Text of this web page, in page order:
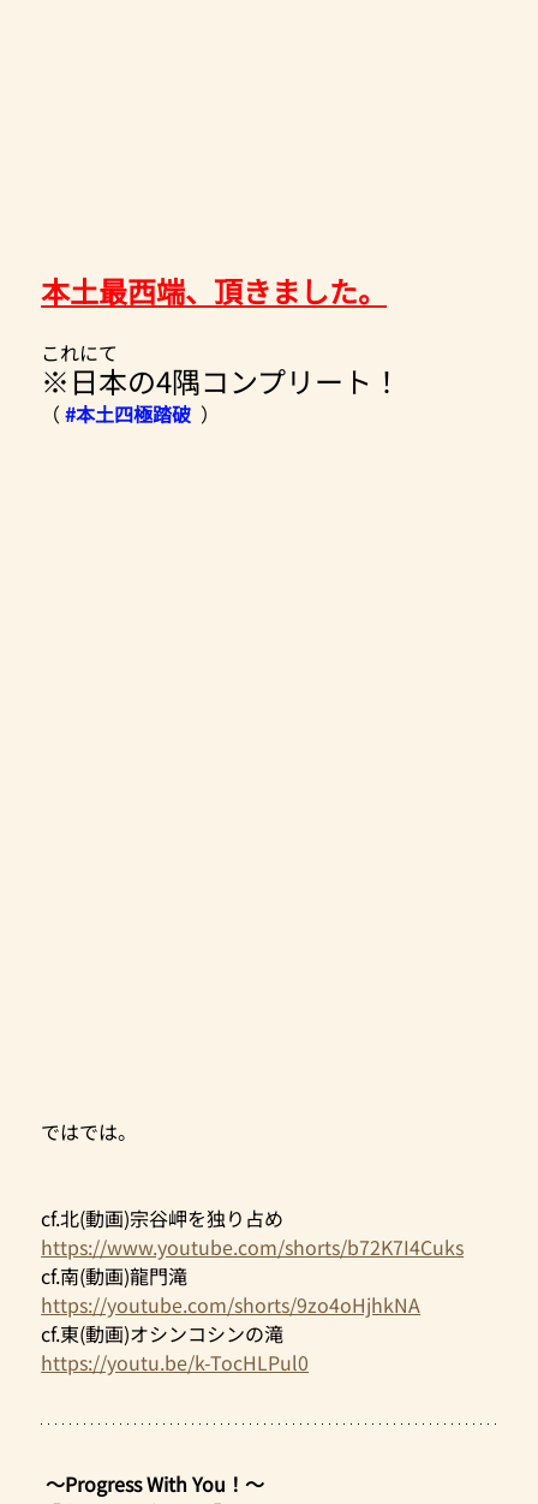
本土最西端、頂きました。
これにて
※日本の4隅コンプリート！
（ #本土四極踏破
  ）
ではでは。
cf.北(動画)宗谷岬を独り占め
https://www.youtube.com/shorts/b72K7I4Cuks
cf.南(動画)龍門滝
https://youtube.com/shorts/9zo4oHjhkNA
cf.東(動画)オシンコシンの滝
https://youtu.be/k-TocHLPul0
～Progress With You！～